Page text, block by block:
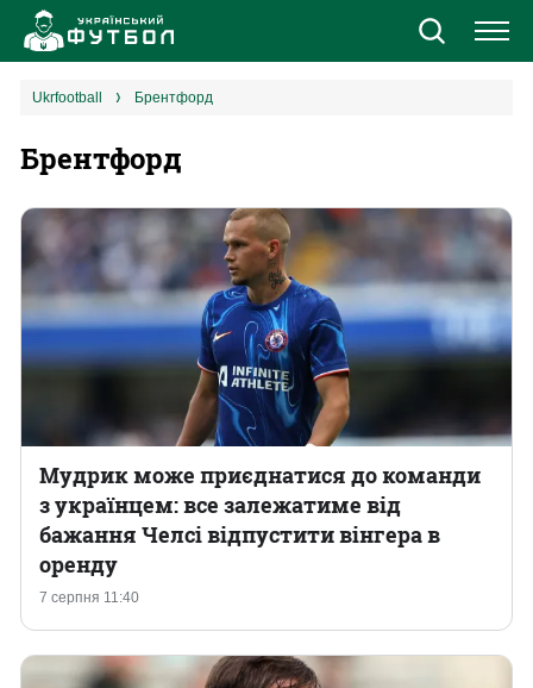
Єврокубки
УПЛ
1 ліга
2 ліга
Букмекери
ukrfootball Брентфорд
Брентфорд
7 серпня 11:40
Мудрик може приєднатися до команди
з українцем: все залежатиме від
бажання Челсі відпустити вінгера в
оренду